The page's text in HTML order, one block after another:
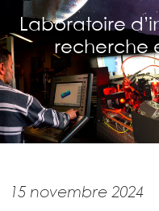
Laboratoire
recherche
15 novembre 2024